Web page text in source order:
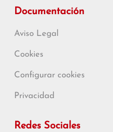
Documentación
Aviso Legal
Cookies
Configurar cookies
Privacidad
Redes Sociales